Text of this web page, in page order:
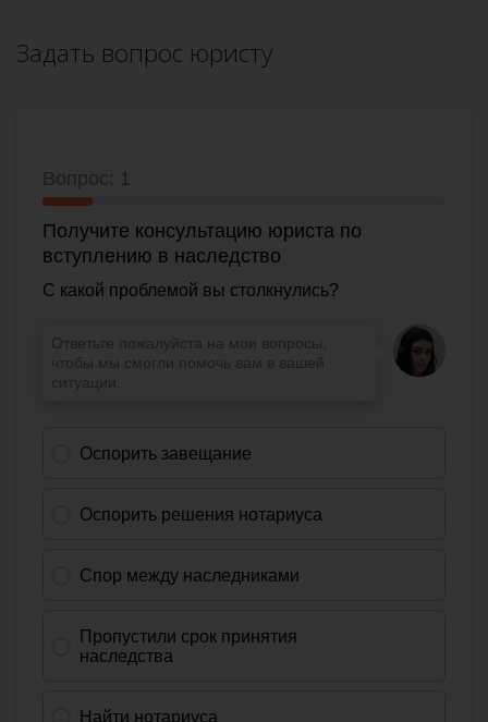
Задать вопрос юристу